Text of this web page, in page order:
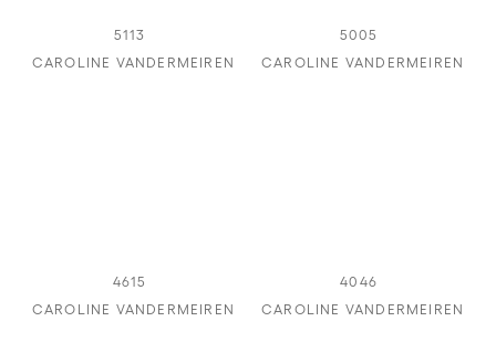
5113
CAROLINE VANDERMEIREN
5005
CAROLINE VANDERMEIREN
4615
CAROLINE VANDERMEIREN
4046
CAROLINE VANDERMEIREN